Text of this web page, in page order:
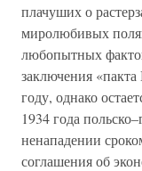
плачуших о
миролюбивых
любопытных
заключения
году, однако
1934 года
ненападении
соглашения об